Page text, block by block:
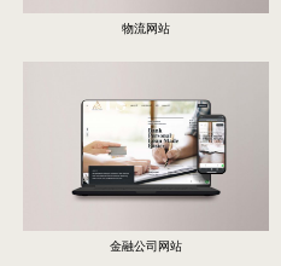
物流网站
金融公司网站